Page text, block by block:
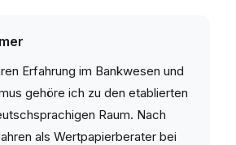
Erfahrung im Bankwesen und
gehöre ich zu den etablierten
Raum. Nach
als Wertpapierberater bei